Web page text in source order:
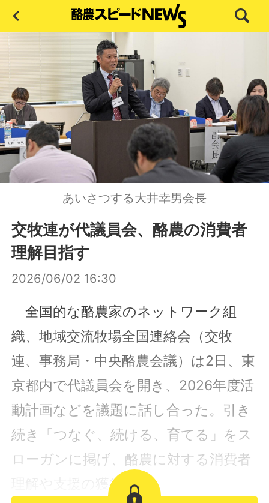
あいさつする大井幸男会長
交牧連が代議員会、酪農の消費者
理解目指す
2026/06/02 16:30
全国的な酪農家のネットワーク組
織、地域交流牧場全国連絡会（交牧
連、事務局・中央酪農会議）は2日、東
京都内で代議員会を開き、2026年度活
動計画などを議題に話し合った。引き
続き「つなぐ、続ける、育てる」をス
ローガンに掲げ、酪農に対する消費者
理解や支援の獲得...